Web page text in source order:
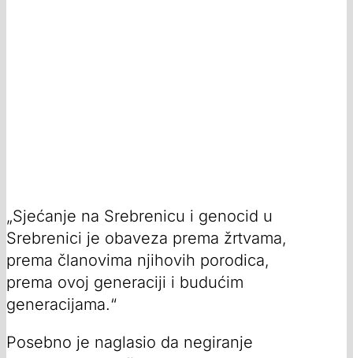
„Sjećanje na Srebrenicu i genocid u
Srebrenici je obaveza prema žrtvama,
prema članovima njihovih porodica,
prema ovoj generaciji i budućim
generacijama.“
Posebno je naglasio da negiranje